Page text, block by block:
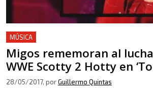
MÚSICA
Migos rememoran al
WWE Scotty 2 Hotty en
28/05/2017, porGuillermo Quintas